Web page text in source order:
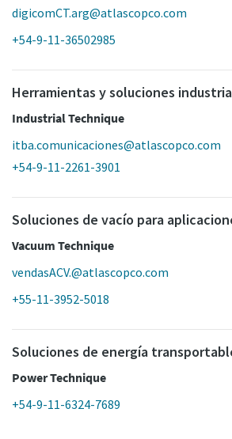
digicomCT.arg@atlascopco.com
+54-9-11-36502985
Herramientas y soluciones
Industrial Technique
itba.comunicaciones@atlascopco.com
+54-9-11-2261-3901
Soluciones de vacío para
Vacuum Technique
vendasACV.@atlascopco.com
+55-11-3952-5018
Soluciones de energía
Power Technique
+54-9-11-6324-7689